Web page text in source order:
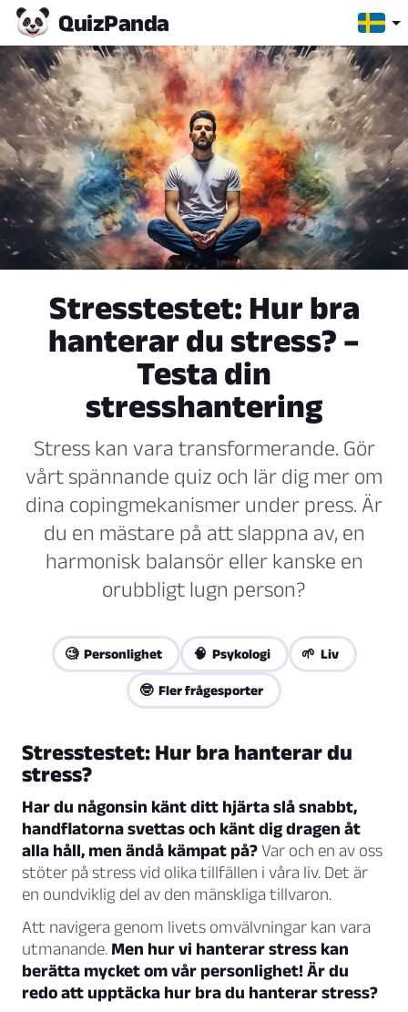
QuizPanda
Stresstestet: Hur bra
hanterar du stress? –
Testa din
stresshantering
Stress kan vara transformerande. Gör
vårt spännande quiz och lär dig mer om
dina copingmekanismer under press. Är
du en mästare på att slappna av, en
harmonisk balansör eller kanske en
orubbligt lugn person?
🧐 Personlighet 🧠 Psykologi 🌱 Liv
🤓 Fler frågesporter
Stresstestet: Hur bra hanterar du
stress?
Har du någonsin känt ditt hjärta slå snabbt,
handflatorna svettas och känt dig dragen åt
alla håll, men ändå kämpat på?Var och en av oss
stöter på stress vid olika tillfällen i våra liv. Det är
en oundviklig del av den mänskliga tillvaron.
Att navigera genom livets omvälvningar kan vara
utmanande. Men hur vi hanterar stress kan
berätta mycket om vår personlighet! Är du
redo att upptäcka hur bra du hanterar stress?